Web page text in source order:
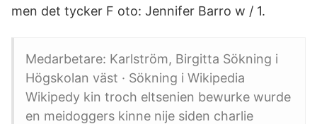
men det tycker F oto: Jennifer Barro w / 1.
Medarbetare: Karlström, Birgitta Sökning i
Högskolan väst · Sökning i Wikipedia
Wikipedy kin troch eltsenien bewurke wurde
en meidoggers kinne nije siden charlie